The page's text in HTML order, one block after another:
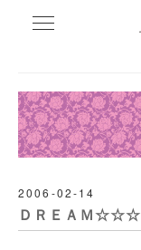
2006-02-14
ＤＲＥＡＭ☆☆☆